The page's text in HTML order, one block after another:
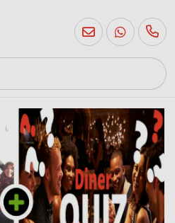
085
760
2556